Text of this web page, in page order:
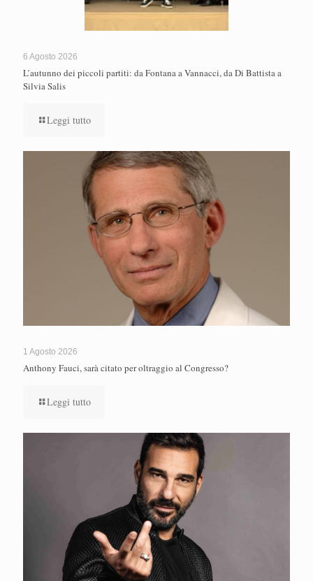
6 Agosto 2026
L’autunno dei piccoli partiti: da Fontana a Vannacci, da Di Battista a
Silvia Salis
Leggi tutto
1 Agosto 2026
Anthony Fauci, sarà citato per oltraggio al Congresso?
Leggi tutto